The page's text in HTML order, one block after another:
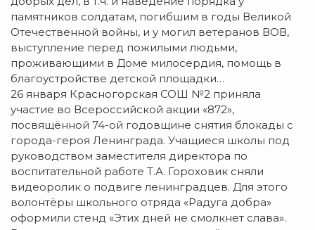
памятников солдатам, погибшим в годы Великой
Отечественной войны, и у могил ветеранов ВОВ,
выступление перед пожилыми людьми,
проживающими в Доме милосердия, помощь в
благоустройстве детской площадки…
26 января Красногорская СОШ №2 приняла
участие во Всероссийской акции «872»,
посвящённой 74-ой годовщине снятия блокады с
города-героя Ленинграда. Учащиеся школы под
руководством заместителя директора по
воспитательной работе Т.А. Гороховик сняли
видеоролик о подвиге ленинградцев. Для этого
волонтёры школьного отряда «Радуга добра»
оформили стенд «Этих дней не смолкнет слава».